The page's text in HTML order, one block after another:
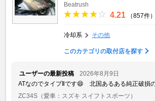
Beatrush
4.21 （857件）
冷却系 その他
このカテゴリの取付店を探す
ユーザーの最新投稿
2026年8月9日
ATなのでタイプⅡです😄 北国あるある純正破損
ZC34S （愛車：スズキ スイフトスポーツ）